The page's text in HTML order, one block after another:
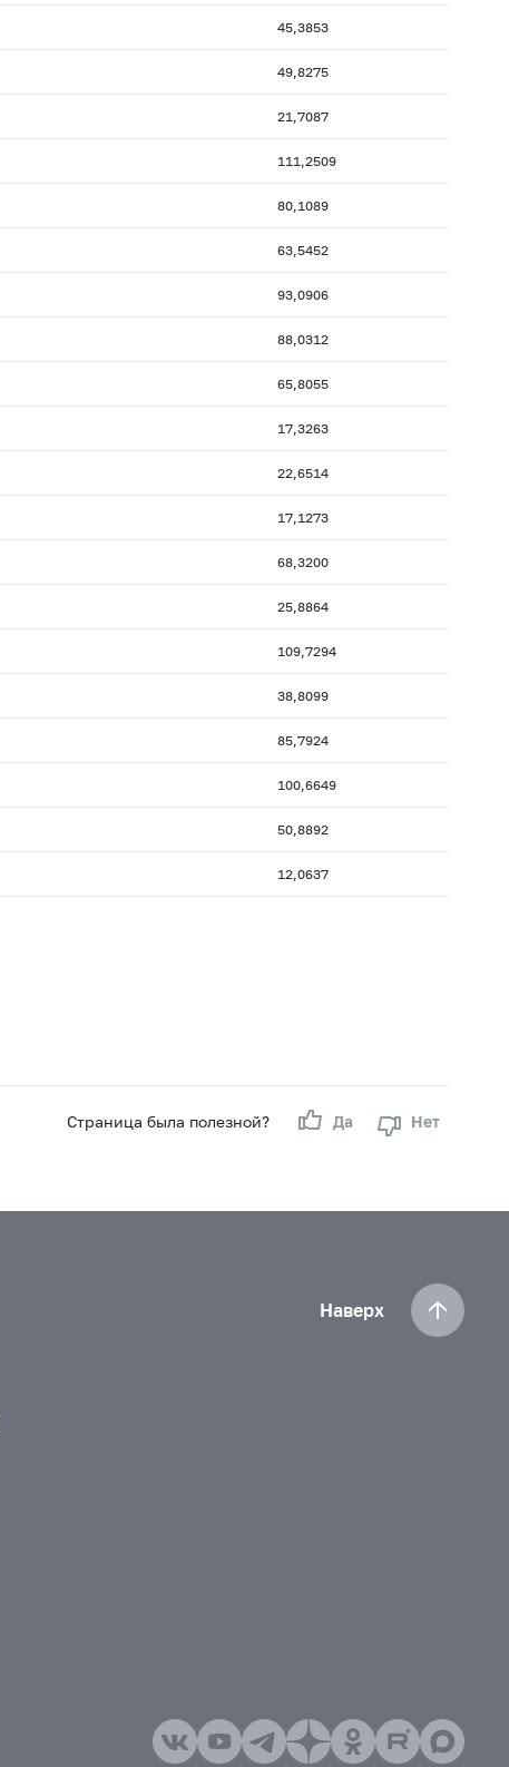
45,3853
49,8275
21,7087
111,2509
80,1089
63,5452
93,0906
88,0312
65,8055
17,3263
22,6514
17,1273
68,3200
25,8864
109,7294
38,8099
85,7924
100,6649
50,8892
12,0637
Страница была полезной? Да Нет
Наверх